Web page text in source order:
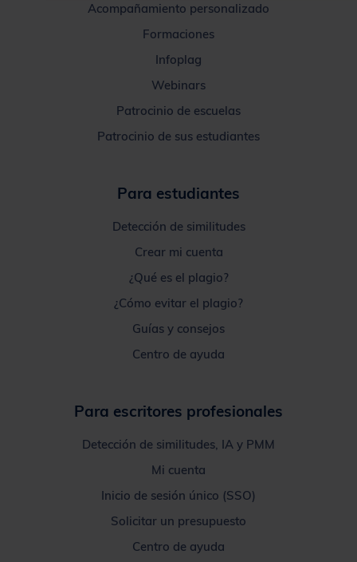
Acompañamiento personalizado
Formaciones
Infoplag
Webinars
Patrocinio de escuelas
Patrocinio de sus estudiantes
Para estudiantes
Detección de similitudes
Crear mi cuenta
¿Qué es el plagio?
¿Cómo evitar el plagio?
Guías y consejos
Centro de ayuda
Para escritores profesionales
Detección de similitudes, IA y PMM
Mi cuenta
Inicio de sesión único (SSO)
Solicitar un presupuesto
Centro de ayuda